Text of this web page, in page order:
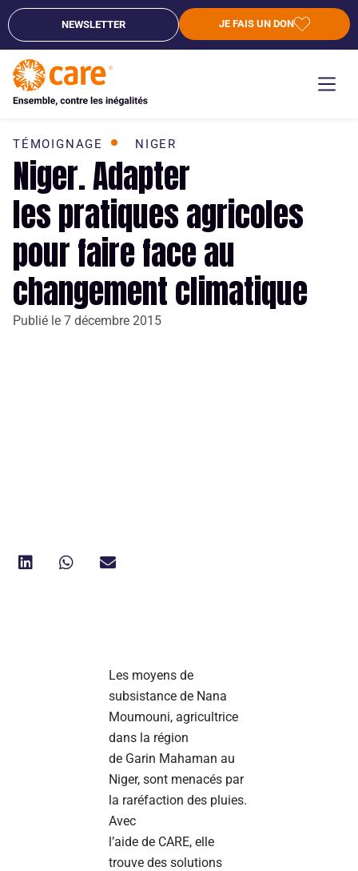
NEWSLETTER JE FAIS UN DON
TÉMOIGNAGE NIGER
Niger. Adapter
les pratiques agricoles
pour faire face au
changement climatique
Publié le 7 décembre 2015
Les moyens de
subsistance de Nana
Moumouni, agricultrice
dans la région
de Garin Mahaman au
Niger, sont menacés par
la raréfaction des pluies.
Avec
l’aide de CARE, elle
trouve des solutions